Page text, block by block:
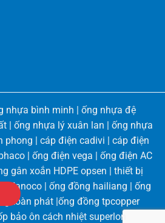
nhựa bình minh | ống nhựa đệ
| ống nhựa lý xuân lan | ống nhựa
phong | cáp điện cadivi | cáp điện
| ống điện vega | ống điện AC
gân xoắn HDPE opsen | thiết bị
Nanoco | ống đồng hailiang | ống
toàn phát |ống đồng tpcopper
bảo ôn cách nhiệt superlon